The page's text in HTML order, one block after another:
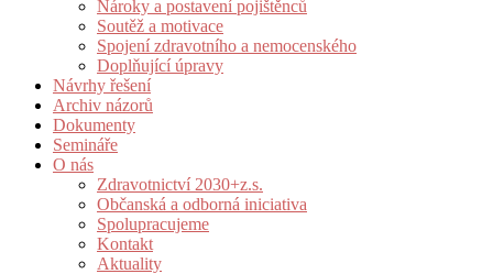
Nároky a postavení pojištěnců
Soutěž a motivace
Spojení zdravotního a nemocenského
Doplňující úpravy
Návrhy řešení
Archiv názorů
Dokumenty
Semináře
O nás
Zdravotnictví 2030+z.s.
Občanská a odborná iniciativa
Spolupracujeme
Kontakt
Aktuality